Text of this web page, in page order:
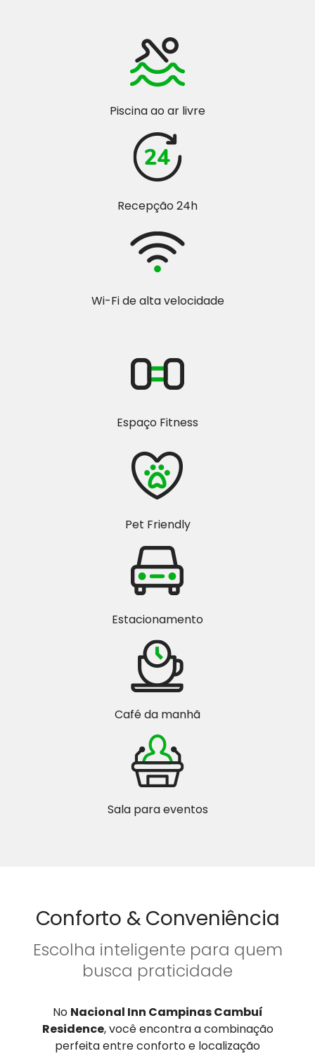
Piscina ao ar livre
Recepção 24h
Wi-Fi de alta velocidade
Espaço Fitness
Pet Friendly
Estacionamento
Café da manhã
Sala para eventos
Conforto & Conveniência
Escolha inteligente para quem
busca praticidade
No Nacional Inn Campinas Cambuí
Residence, você encontra a combinação
perfeita entre conforto e localização